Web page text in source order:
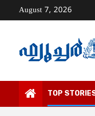
August 7, 2026
TOP